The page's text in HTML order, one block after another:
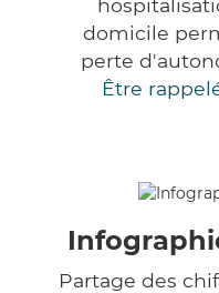
domicile
perte
Être
Partage des